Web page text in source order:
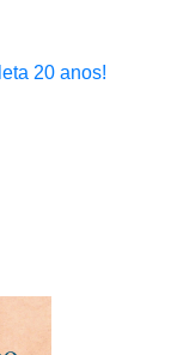
20 anos!